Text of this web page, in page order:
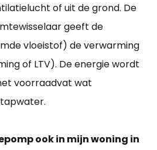
of uit de grond. De
geeft de
vloeistof) de verwarming
of LTV). De energie wordt
voorraadvat wat
ook in mijn woning in